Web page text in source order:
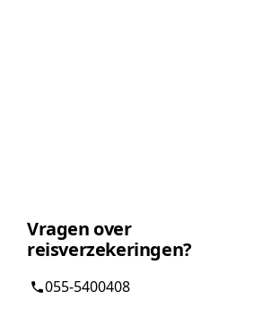
Vragen over
reisverzekeringen?
055-5400408